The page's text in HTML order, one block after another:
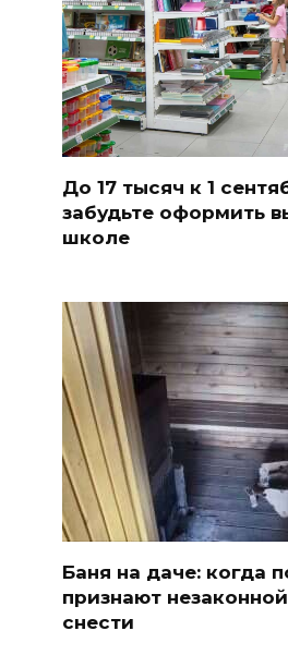
До 17 тысяч к 1
забудьте оформить
школе
Баня на даче: когда
признают
снести